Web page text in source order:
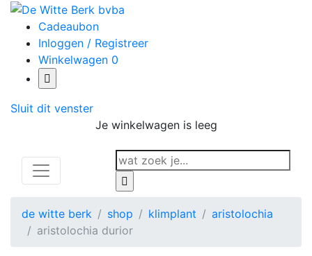
Cadeaubon
Inloggen / Registreer
Winkelwagen 0
Sluit dit venster
Je winkelwagen is leeg
de witte berk shop klimplant
aristolochia
aristolochia durior